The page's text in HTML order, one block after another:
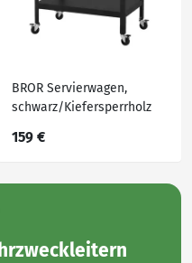
BROR Servierwagen,
schwarz/Kiefersperrholz
159 €